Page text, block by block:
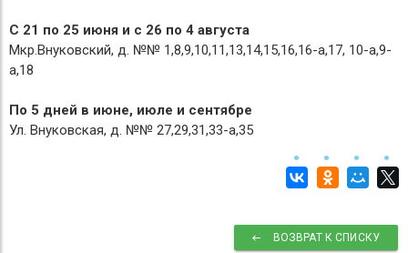
С 21 по 25 июня и с 26 по 4 августа
Мкр.Внуковский, д. №№ 1,8,9,10,11,13,14,15,16,16-а,17, 10-а,9-
а,18
По 5 дней в июне, июле и сентябре
Ул. Внуковская, д. №№ 27,29,31,33-а,35
ВОЗВРАТ К СПИСКУ